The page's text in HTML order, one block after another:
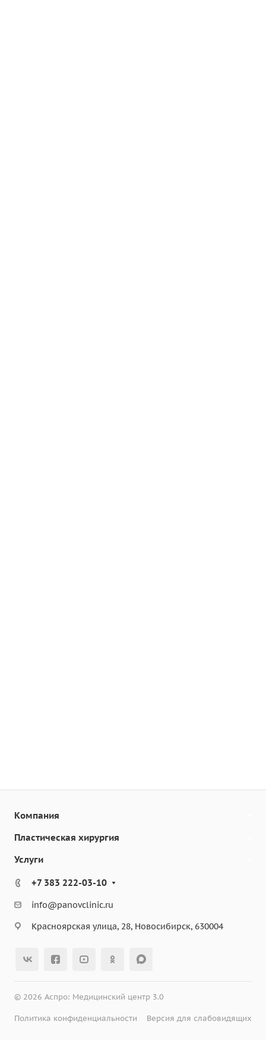
Компания
Пластическая хирургия
Услуги
+7 383 222-03-10
info@panovclinic.ru
Красноярская улица, 28, Новосибирск, 630004
© 2026 Аспро: Медицинский центр 3.0
Политика конфиденциальности Версия для слабовидящих